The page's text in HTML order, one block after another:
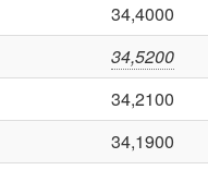
34,4000
34,5200
34,2100
34,1900